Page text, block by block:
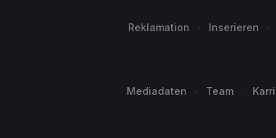
Reklamation Inserieren
Mediadaten Team